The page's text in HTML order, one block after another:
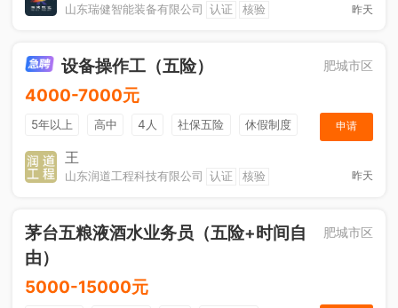
山东瑞健智能装备有限公司 认证 核验 昨天
设备操作工（五险） 肥城市区
4000-7000元
5年以上 高中 4人 社保五险
休假制度
加班补助
申请
王
山东润道工程科技有限公司 认证 核验 昨天
茅台五粮液酒水业务员（五险+时间自
由）
肥城市区
5000-15000元